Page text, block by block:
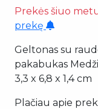
Prekės šiuo
prekę
Geltonas su
pakabukas
3,3 x 6,8 x 1,4 cm
Plačiau apie